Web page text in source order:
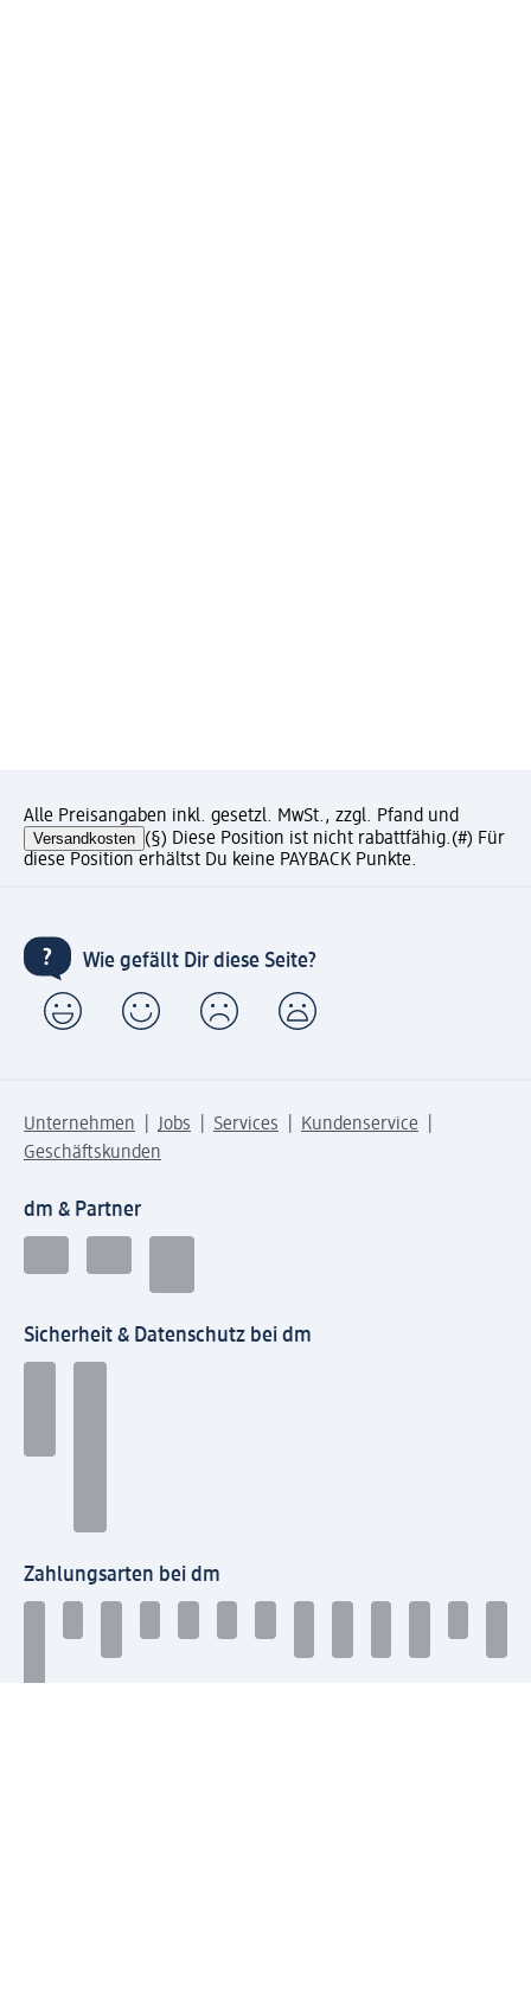
Alle Preisangaben inkl. gesetzl. MwSt., zzgl. Pfand und
Versandkosten (§) Diese Position ist nicht rabattfähig.(#) Für
diese Position erhältst Du keine PAYBACK Punkte.
Wie gefällt Dir diese Seite?
Unternehmen Jobs Services
Kundenservice
Geschäftskunden
dm & Partner
Sicherheit & Datenschutz bei dm
Zahlungsarten bei dm